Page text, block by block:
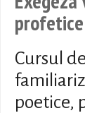
Cursul
poetice,